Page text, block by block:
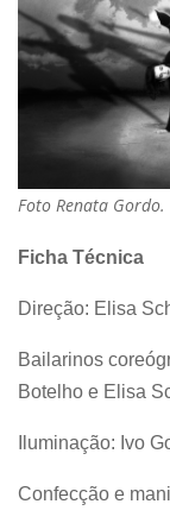
Foto Renata Gordo.
Ficha Técnica
Direção: Elisa
Bailarinos
Botelho e Elisa
Iluminação: Ivo
Confecção e